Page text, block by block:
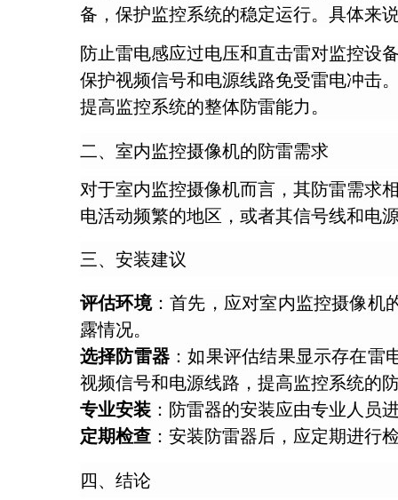
备，保护监控系统的稳定运行。具体来
防止雷电感应过电压和直击雷对监控设
保护视频信号和电源线路免受雷电冲击
提高监控系统的整体防雷能力。
二、室内监控摄像机的防雷需求
对于室内监控摄像机而言，其防雷需求
电活动频繁的地区，或者其信号线和电
三、安装建议
评估环境：首先，应对室内监控摄像机
露情况。
选择防雷器 ：如果评估结果显示存在
视频信号和电源线路，提高监控系统的
专业安装 ：防雷器的安装应由专业人员
定期检查 ：安装防雷器后，应定期进行
四、结论